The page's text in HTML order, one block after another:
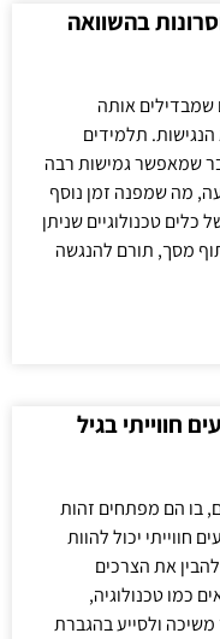
בהשוואה
שמבדילים אותה
תלמידים
שמאפשר גמישות רבה
מה שמפנה זמן נוסף
כלים טכנולוגיים שניתן
מסך, תורם להנגשה
חווייתי בגיל
בו הם מפתחים זהות
חווייתי יכול להוות
את הצרכים
כמו טכנולוגיה,
משיכה ולסייע בהגברת